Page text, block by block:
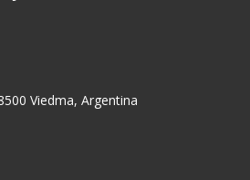
Viedma, Argentina